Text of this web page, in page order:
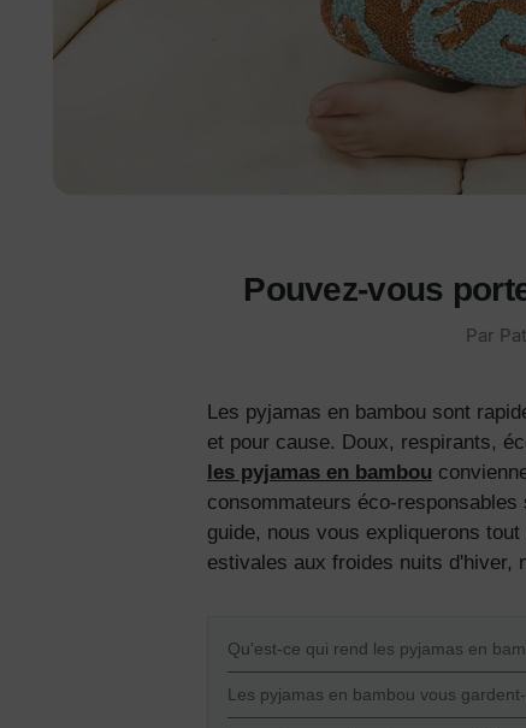
Pouvez-vous
Par
Les pyjamas en bambou sont
et pour cause. Doux, respirants,
les pyjamas en bambou
consommateurs éco-
guide, nous vous expliquerons
estivales aux froides nuits d'hiver,
Qu'est-ce qui rend les pyjamas en
Les pyjamas en bambou vous